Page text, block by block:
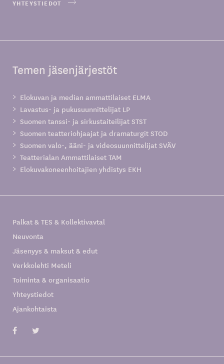
YHTEYSTIEDOT
Temen jäsenjärjestöt
Elokuvan ja median ammattilaiset ELMA
Lavastus- ja pukusuunnittelijat LP
Suomen tanssi- ja sirkustaiteilijat STST
Suomen teatteriohjaajat ja dramaturgit STOD
Suomen valo-, ääni- ja videosuunnittelijat SVÄV
Teatterialan Ammattilaiset TAM
Elokuvakoneenhoitajien yhdistys EKH
Palkat & TES & Kollektivavtal
Neuvonta
Jäsenyys & maksut & edut
Verkkolehti Meteli
Toiminta & organisaatio
Yhteystiedot
Ajankohtaista